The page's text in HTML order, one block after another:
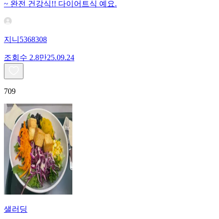
~ 완전 건강식!! 다이어트식 예요.
지니5368308
조회수 2.8만25.09.24
709
샐러딩